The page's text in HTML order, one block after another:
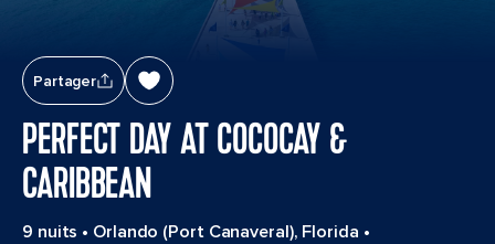
Partager
PERFECT DAY AT COCOCAY &
CARIBBEAN
9 nuits • Orlando (Port Canaveral), Florida •